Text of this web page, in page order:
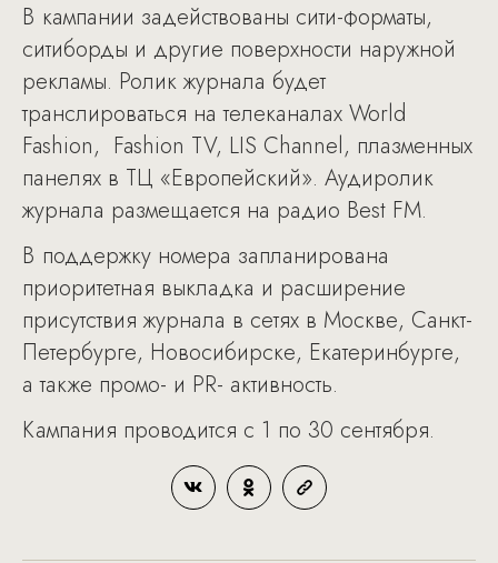
В кампании задействованы сити-форматы,
ситиборды и другие поверхности наружной
рекламы. Ролик журнала будет
транслироваться на телеканалах World
Fashion, Fashion TV, LIS Channel, плазменных
панелях в ТЦ «Европейский». Аудиролик
журнала размещается на радио Best FM.
В поддержку номера запланирована
приоритетная выкладка и расширение
присутствия журнала в сетях в Москве, Санкт-
Петербурге, Новосибирске, Екатеринбурге,
а также промо- и PR- активность.
Кампания проводится с 1 по 30 сентября.